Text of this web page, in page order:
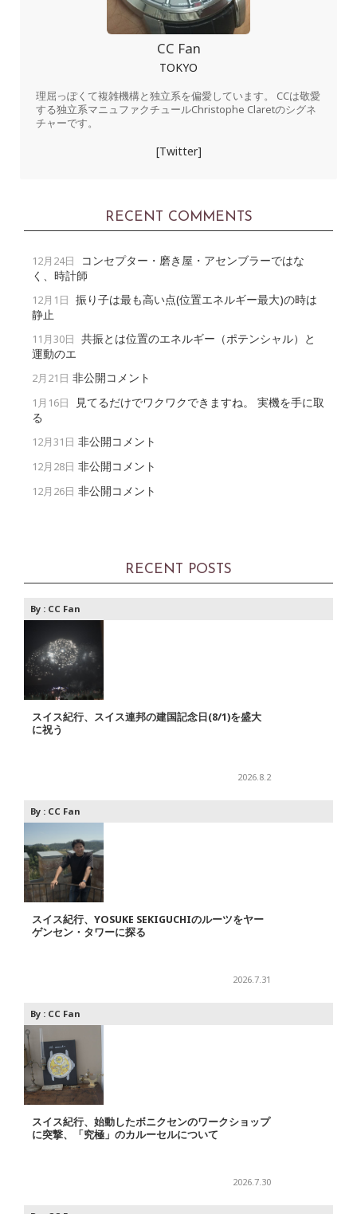
CC Fan
TOKYO
理屈っぽくて複雑機構と独立系を偏愛しています。 CCは敬愛
する独立系マニュファクチュールChristophe Claretのシグネ
チャーです。
[Twitter]
RECENT COMMENTS
12月24日
コンセプター・磨き屋・アセンブラーではな
く、時計師
12月1日 振り子は最も高い点(位置エネルギー最大)の時は
静止
11月30日 共振とは位置のエネルギー（ポテンシャル）と
運動のエ
2月21日 非公開コメント
1月16日
見てるだけでワクワクできますね。 実機を手に取
る
12月31日 非公開コメント
12月28日 非公開コメント
12月26日 非公開コメント
RECENT POSTS
By : CC Fan
スイス紀行、スイス連邦の建国記念日(8/1)を盛大
に祝う
2026.8.2
By : CC Fan
スイス紀行、YOSUKE SEKIGUCHIのルーツをヤー
ゲンセン・タワーに探る
2026.7.31
By : CC Fan
スイス紀行、始動したボニクセンのワークショップ
に突撃、「究極」のカルーセルについて
2026.7.30